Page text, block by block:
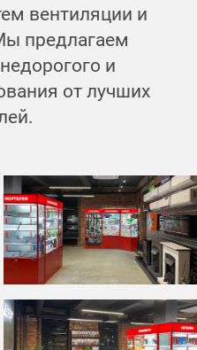
вентиляции и
предлагаем
и
от лучших